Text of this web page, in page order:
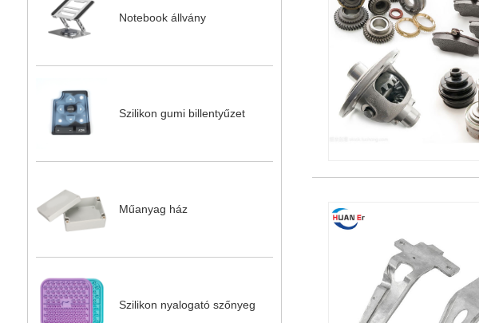
Notebook állvány
Szilikon gumi billentyűzet
Műanyag ház
Szilikon nyalogató szőnyeg